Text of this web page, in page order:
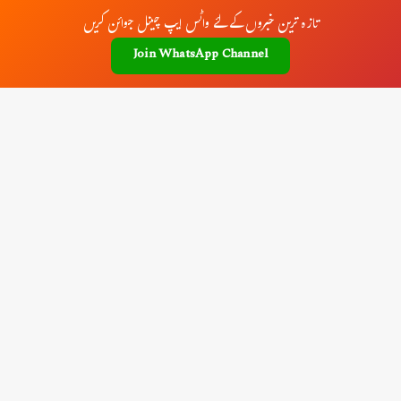
تازہ ترین خبروں کے لئے واٹس ایپ چینل جوائن کریں
Join WhatsApp Channel